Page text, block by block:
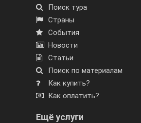
Поиск тура
Страны
События
Новости
Статьи
Поиск по материалам
Как купить?
Как оплатить?
Ещё услуги